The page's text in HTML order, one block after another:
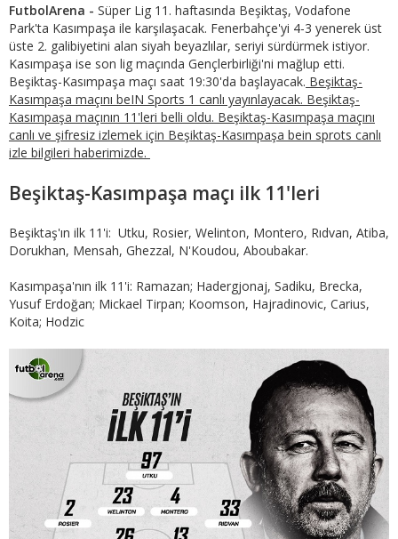
FutbolArena - Süper Lig 11. haftasında Beşiktaş, Vodafone
Park'ta Kasımpaşa ile karşılaşacak. Fenerbahçe'yi 4-3 yenerek üst
üste 2. galibiyetini alan siyah beyazlılar, seriyi sürdürmek istiyor.
Kasımpaşa ise son lig maçında Gençlerbirliği'ni mağlup etti.
Beşiktaş-Kasımpaşa maçı saat 19:30'da başlayacak. Beşiktaş-
Kasımpaşa maçını beIN Sports 1 canlı yayınlayacak. Beşiktaş-
Kasımpaşa maçının 11'leri belli oldu. Beşiktaş-Kasımpaşa maçını
canlı ve şifresiz izlemek için Beşiktaş-Kasımpaşa bein sprots canlı
izle bilgileri haberimizde.
Beşiktaş-Kasımpaşa maçı ilk 11'leri
Beşiktaş'ın ilk 11'i: Utku, Rosier, Welinton, Montero, Rıdvan, Atiba,
Dorukhan, Mensah, Ghezzal, N'Koudou, Aboubakar.
Kasımpaşa'nın ilk 11'i: Ramazan; Hadergjonaj, Sadiku, Brecka,
Yusuf Erdoğan; Mickael Tirpan; Koomson, Hajradinovic, Carius,
Koita; Hodzic